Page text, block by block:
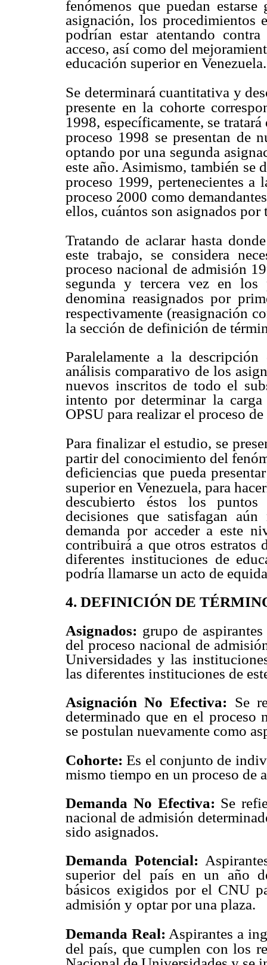
fenómenos que puedan
asignación, los procedimientos
podrían estar atentando
acceso, así como del
educación superior en Venezuela.
Se determinará cuantitativa y
presente en la cohorte
1998, específicamente, se
proceso 1998 se presentan de
optando por una segunda
este año. Asimismo, también se
proceso 1999, pertenecientes a
proceso 2000 como
ellos, cuántos son asignados por
Tratando de aclarar hasta
este trabajo, se considera
proceso nacional de admisión
segunda y tercera vez en los
denomina reasignados por
respectivamente (reasignación
la sección de definición de
Paralelamente a la
análisis comparativo de los
nuevos inscritos de todo el
intento por determinar la
OPSU para realizar el proceso
Para finalizar el estudio, se
partir del conocimiento del
deficiencias que pueda
superior en Venezuela, para
descubierto éstos los
decisiones que satisfagan
demanda por acceder a este
contribuirá a que otros estratos
diferentes instituciones de
podría llamarse un acto de
4. DEFINICIÓN DE
Asignados: grupo de
del proceso nacional de
Universidades y las
las diferentes instituciones de
Asignación No Efectiva: Se
determinado que en el proceso
se postulan nuevamente como
Cohorte: Es el conjunto de
mismo tiempo en un proceso de
Demanda No Efectiva: Se
nacional de admisión
sido asignados.
Demanda Potencial:
superior del país en un año
básicos exigidos por el CNU
admisión y optar por una plaza.
Demanda Real: Aspirantes a
del país, que cumplen con los